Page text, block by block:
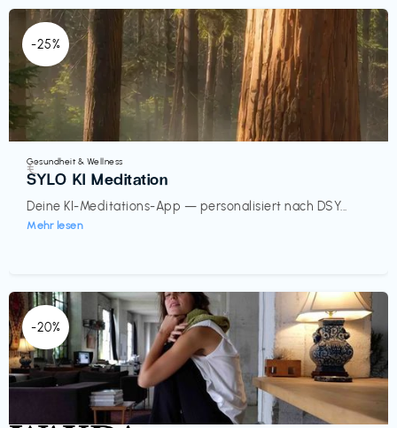
-25%
Gesundheit & Wellness
SYLO KI Meditation
Deine KI-Meditations-App — personalisiert nach DSY...
Mehr lesen
€‎
-20%